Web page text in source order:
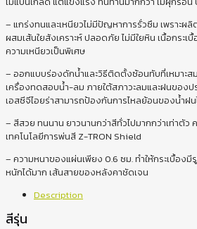
– แกร่งทนและเหนียวไม่มีปัญหาการรั่วซึม เพราะ
ผสมเส้นใยสังเคราะห์ ปลอดภัย ไม่มีใยหิน เนื้อกระเ
ความเหนียวเป็นพิเศษ
– ออกแบบร่องดักน้ำและวิธีติดตั้งซ้อนทับที่เหมาะ
เครื่องทดสอบน้ำ-ลม ภายใต้สภาวะลมและฝนของป
เอสซีจีไอยร่าสามารถป้องกันการไหลย้อนของน้ำฝ
– สีสวย ทนนาน ยาวนานกว่าสีทั่วไปมากกว่าเท่าตัว
เทคโนโลยีการพ่นสี Z-TRON Shield
– ความหนาของแผ่นเพียง 0.6 ซม. ทำให้กระเบื้อง
หนักได้มาก เส้นสายของหลังคาชัดเจน
Description
สีรุ่น